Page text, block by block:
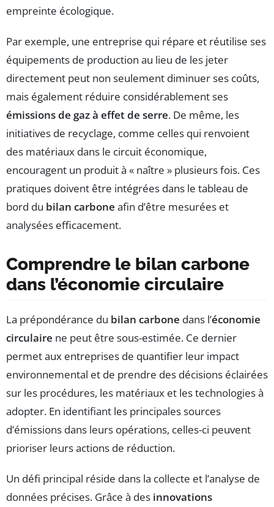
empreinte écologique.
Par exemple, une entreprise qui répare et réutilise ses
équipements de production au lieu de les jeter
directement peut non seulement diminuer ses coûts,
mais également réduire considérablement ses
émissions de gaz à effet de serre. De même, les
initiatives de recyclage, comme celles qui renvoient
des matériaux dans le circuit économique,
encouragent un produit à « naître » plusieurs fois. Ces
pratiques doivent être intégrées dans le tableau de
bord du bilan carbone afin d’être mesurées et
analysées efficacement.
Comprendre le bilan carbone
dans l’économie circulaire
La prépondérance du bilan carbone dans l’économie
circulaire ne peut être sous-estimée. Ce dernier
permet aux entreprises de quantifier leur impact
environnemental et de prendre des décisions éclairées
sur les procédures, les matériaux et les technologies à
adopter. En identifiant les principales sources
d’émissions dans leurs opérations, celles-ci peuvent
prioriser leurs actions de réduction.
Un défi principal réside dans la collecte et l’analyse de
données précises. Grâce à des innovations